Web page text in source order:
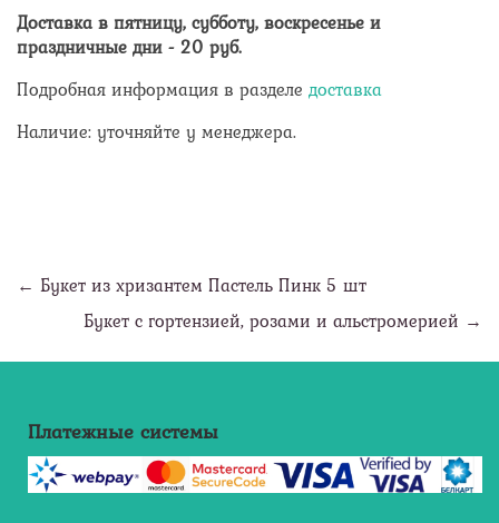
Доставка в пятницу, субботу, воскресенье и
праздничные дни - 20 руб.
Подробная информация в разделе доставка
Наличие: уточняйте у менеджера.
← Букет из хризантем Пастель Пинк 5 шт
Букет с гортензией, розами и альстромерией →
Платежные системы